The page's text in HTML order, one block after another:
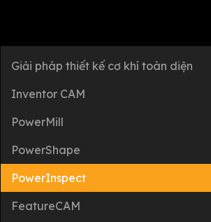
Giải pháp thiết kế cơ khí toàn diện
Inventor CAM
PowerMill
PowerShape
PowerInspect
FeatureCAM